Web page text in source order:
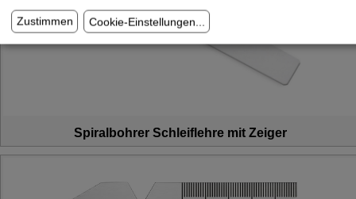
Spiralbohrer Schleiflehre mit Zeiger
Zustimmen Cookie-Einstellungen